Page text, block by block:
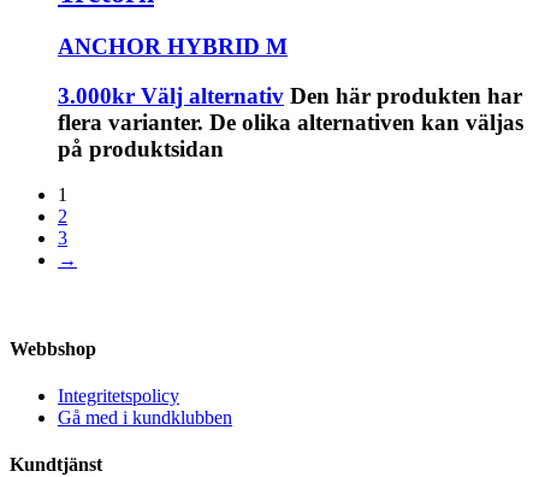
ANCHOR HYBRID M
3.000kr Välj alternativ Den här produkten har
flera varianter. De olika alternativen kan väljas
på produktsidan
1
2
3
→
Webbshop
Integritetspolicy
Gå med i kundklubben
Kundtjänst